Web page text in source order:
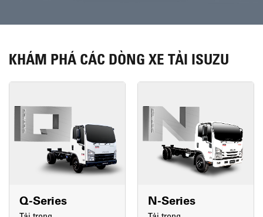
KHÁM PHÁ CÁC DÒNG XE TẢI ISUZU
Q-Series N-Series